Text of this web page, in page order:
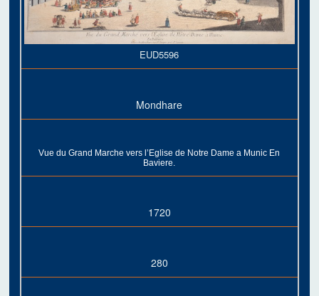
EUD5596
Mondhare
Vue du Grand Marche vers l’Eglise de Notre Dame a Munic En
Baviere.
1720
280